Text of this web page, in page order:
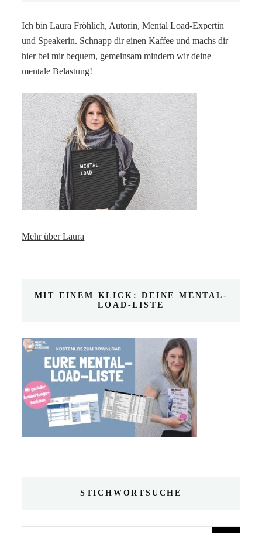
Ich bin Laura Fröhlich, Autorin, Mental Load-Expertin
und Speakerin. Schnapp dir einen Kaffee und machs dir
hier bei mir bequem, gemeinsam mindern wir deine
mentale Belastung!
Mehr über Laura
MIT EINEM KLICK: DEINE MENTAL-
LOAD-LISTE
STICHWORTSUCHE